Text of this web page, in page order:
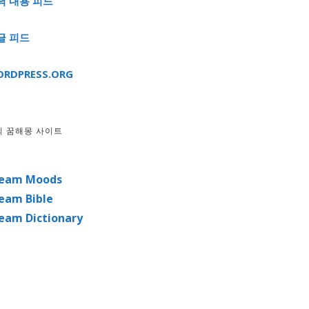
피드
꿈해몽 사이트
Moods
Bible
Dictionary